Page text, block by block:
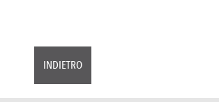
INDIETRO